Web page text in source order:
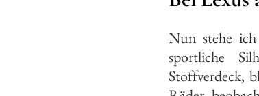
Nun stehe ich
sportliche
Stoffverdeck,